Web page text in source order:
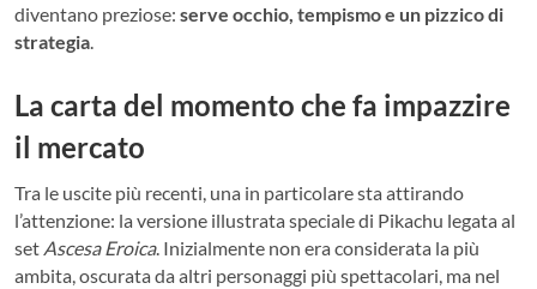
diventano preziose: serve occhio, tempismo e un pizzico di
strategia
La carta del momento che fa impazzire
il mercato
Tra le uscite più recenti, una in particolare sta attirando
l’attenzione: la versione illustrata speciale di Pikachu legata al
set Ascesa Eroica. Inizialmente non era considerata la più
ambita, oscurata da altri personaggi più spettacolari, ma nel